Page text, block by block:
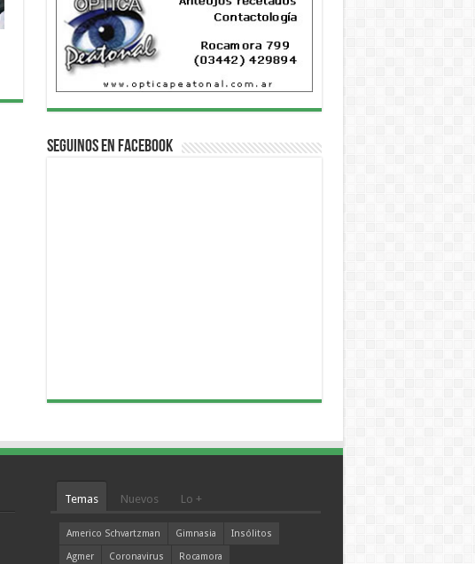
Seguinos en Facebook
Temas Nuevos Lo +
Americo Schvartzman Gimnasia
Insólitos
Agmer
Coronavirus
Rocamora